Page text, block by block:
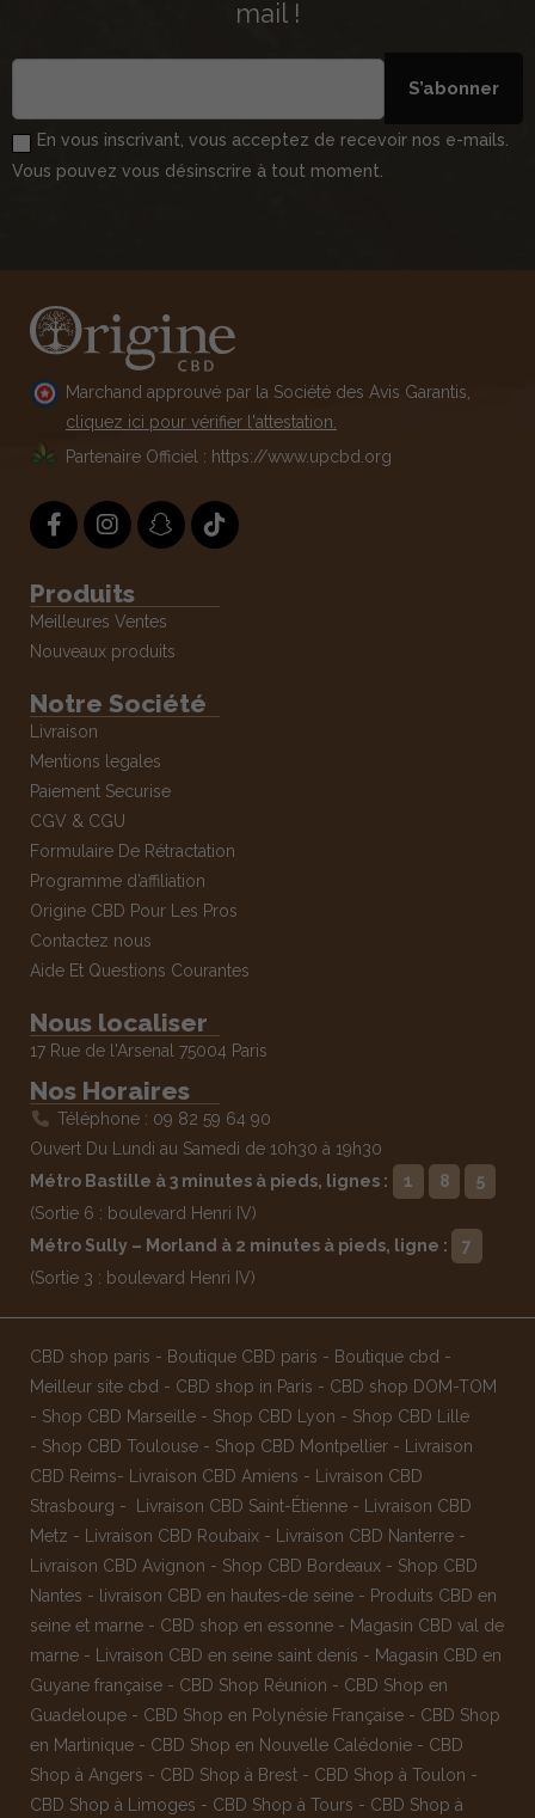
mail !
S’abonner
En vous inscrivant, vous acceptez de recevoir nos e-mails.
Vous pouvez vous désinscrire à tout moment.
Marchand approuvé par la Société des Avis Garantis,
cliquez ici pour vérifier l'attestation.
Partenaire Officiel : https://www.upcbd.org
Produits
Meilleures Ventes
Nouveaux produits
Notre Société
Livraison
Mentions legales
Paiement Securise
CGV & CGU
Formulaire De Rétractation
Programme d’affiliation
Origine CBD Pour Les Pros
Contactez nous
Aide Et Questions Courantes
Nous localiser
17 Rue de l'Arsenal 75004 Paris
Nos Horaires
Téléphone : 09 82 59 64 90
Ouvert Du Lundi au Samedi de 10h30 à 19h30
Métro Bastille à 3 minutes à pieds, lignes :
1 8
5
(Sortie 6 : boulevard Henri IV)
Métro Sully – Morland à 2 minutes à pieds, ligne :
7
(Sortie 3 : boulevard Henri IV)
CBD shop paris - Boutique CBD paris - Boutique cbd -
Meilleur site cbd - CBD shop in Paris - CBD shop DOM-TOM
- Shop CBD Marseille - Shop CBD Lyon - Shop CBD Lille
- Shop CBD Toulouse - Shop CBD Montpellier -
Livraison
CBD Reims- Livraison CBD Amiens -
Livraison CBD
Strasbourg - Livraison CBD Saint-Étienne -
Livraison CBD
Metz - Livraison CBD Roubaix - Livraison CBD Nanterre -
Livraison CBD Avignon - Shop CBD Bordeaux - Shop CBD
Nantes - livraison CBD en hautes-de seine - Produits CBD en
seine et marne - CBD shop en essonne - Magasin CBD val de
marne - Livraison CBD en seine saint denis - Magasin CBD en
Guyane française - CBD Shop Réunion - CBD Shop en
Guadeloupe - CBD Shop en Polynésie Française - CBD Shop
en Martinique - CBD Shop en Nouvelle Calédonie - CBD
Shop à Angers - CBD Shop à Brest - CBD Shop à Toulon -
CBD Shop à Limoges - CBD Shop à Tours - CBD Shop à